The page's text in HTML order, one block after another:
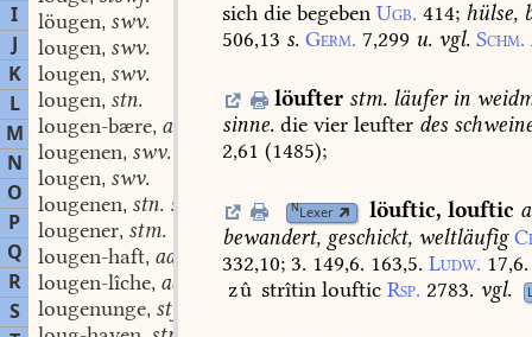
I
J
K
L
M
N
O
P
Q
R
S
löugen, swv.
lougen, swv.
lougen, swv.
lougen, stn.
lougen-bære, adj.
lougenen, swv.
lougen, swv.
lougenen, stn. stn.
lougener, stm.
lougen-haft, adj.
lougen-lîche, adv.
lougenunge, stf.
sich die begeben Ugb. 414; hülse,
506,13 s. Germ. 7,299 u. vgl. Schm.
löufter stm. läuferin
sinne. die vier leufter des
2,61 (1485);
NLexer löuftic, louftic
bewandert, geschickt, weltläufig
332,10; 3. 149,6. 163,5. Ludw. 17,6.
zû strîtinlouftic Rsp. 2783. vgl.